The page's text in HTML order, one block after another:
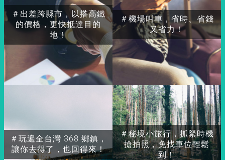
＃出差跨縣市，以搭高鐵
的價格，更快抵達目的
地！
＃玩遍全台灣 368 鄉鎮，
讓你去得了，也回得來！
＃秘境小旅行，抓緊時機
搶拍照，免找車位輕鬆
到！
＃機場叫車，省時、省錢
又省力！